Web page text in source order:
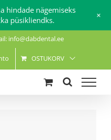
info@dabdental.ee
OSTUKORV
hindade nägemiseks
püsikliendks.
+